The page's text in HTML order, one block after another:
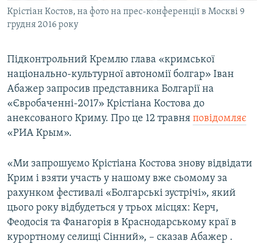
ІНФОГРАФІКА
ДОЛУЧАЙСЯ!
Усі сайти RFE/RL
Крістіан Костов, на фото на прес-конференції в Москві 9
грудня 2016 року
Підконтрольний Кремлю глава «кримської
національно-культурної автономії болгар» Іван
Абажер запросив представника Болгарії на
«Євробаченні-2017» Крістіана Костова до
анексованого Криму. Про це 12 травня повідомляє
«РИА Крым».
«Ми запрошуємо Крістіана Костова знову відвідати
Крим і взяти участь у нашому вже сьомому за
рахунком фестивалі «Болгарські зустрічі», який
цього року відбудеться у трьох місцях: Керч,
Феодосія та Фанагорія в Краснодарському краї в
курортному селищі Сінний», – сказав Абажер .